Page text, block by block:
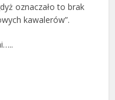
oznaczało to brak
kawalerów”.